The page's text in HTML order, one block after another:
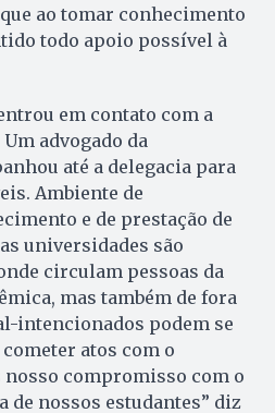
ao tomar conhecimento
todo apoio possível à
em contato com a
advogado da
até a delegacia para
Ambiente de
e de prestação de
universidades são
circulam pessoas da
mas também de fora
intencionados podem se
atos com o
compromisso com o
de nossos estudantes” diz